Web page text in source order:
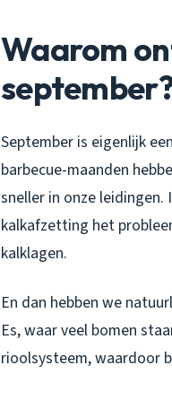
Waarom
September is eigenlijk
barbecue-maanden
sneller in onze leidingen.
kalkafzetting het
kalklagen.
En dan hebben we
Es, waar veel bomen
rioolsysteem, waardoor